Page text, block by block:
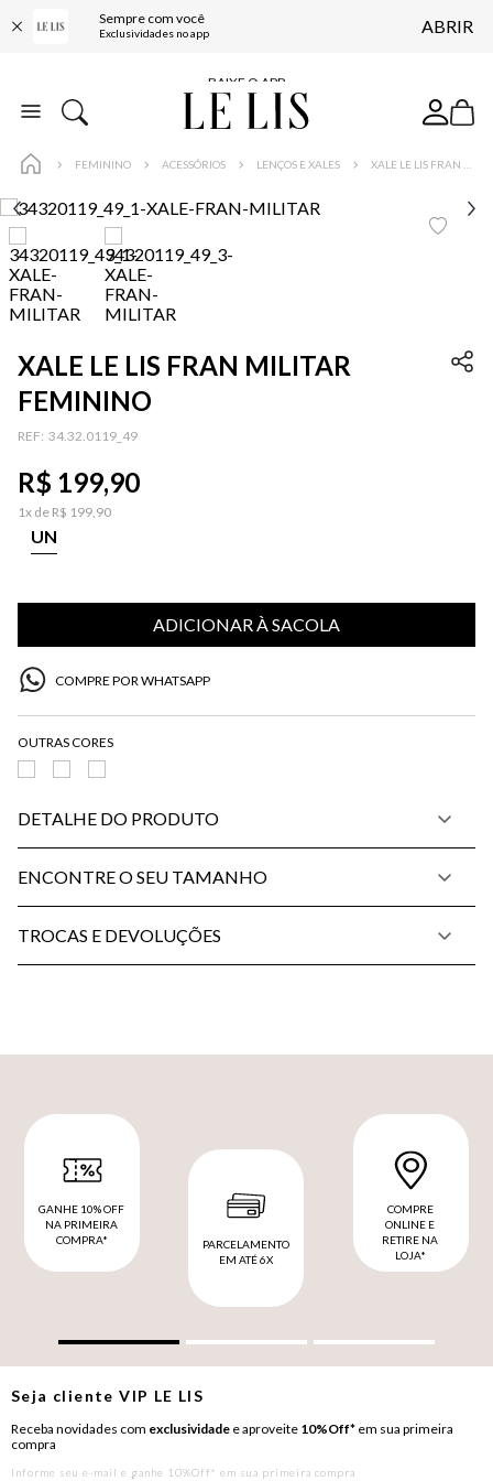
Sempre com você
Exclusividades no app ABRIR
FRETE GRÁTIS*
10% OFF NA PRIMEIRA COMPRA*
FRETE GRÁTIS*
BAIXE O APP
10% OFF NA PRIMEIRA COMPRA*
FEMININO ACESSÓRIOS LENÇOS E XALES
XALE LE LIS FRAN MILITAR
FEMININO
: 34.32.0119_49
R$ 199,90
1x de R$ 199,90
UN
ADICIONAR À SACOLA
COMPRE POR WHATSAPP
DETALHE DO PRODUTO
ENCONTRE O SEU TAMANHO
TROCAS E DEVOLUÇÕES
GANHE 10% OFF
NA PRIMEIRA
COMPRA*
PARCELAMENTO
EM ATÉ 6X
COMPRE
ONLINE E
RETIRE NA
LOJA*
Seja clienteVIP LE LIS
Receba novidades com exclusividade e aproveite 10%Off* em sua primeira
compra